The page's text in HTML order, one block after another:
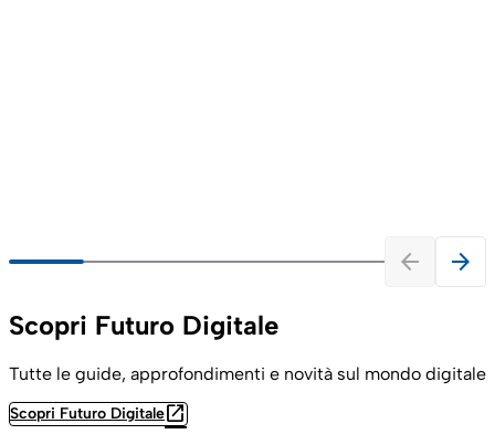
arrow_back arrow_forward
Scopri Futuro Digitale
Tutte le guide, approfondimenti e novità sul mondo digitale
Scopri Futuro Digitaleopen_in_new